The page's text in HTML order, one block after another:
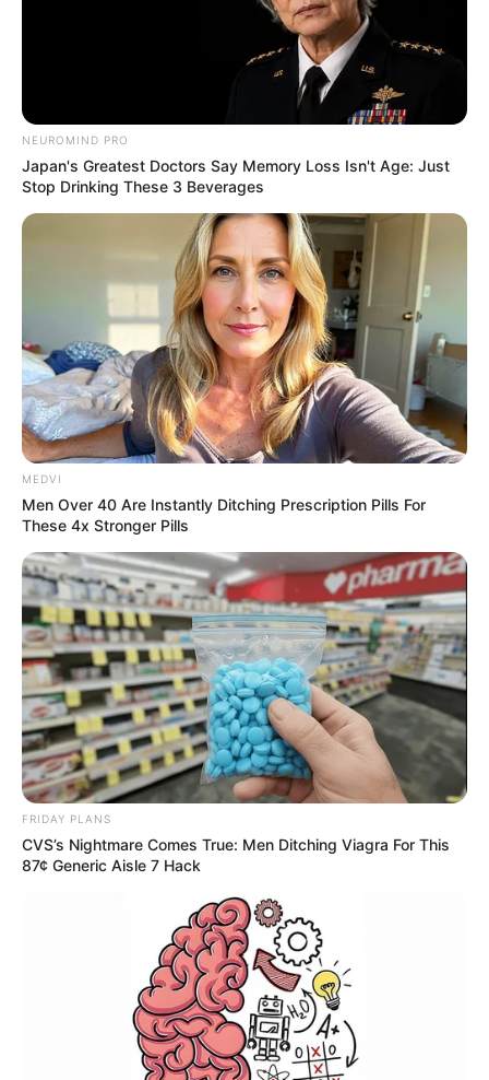
NEUROMIND PRO
Japan's Greatest Doctors Say Memory Loss Isn't Age: Just
Stop Drinking These 3 Beverages
MEDVI
Men Over 40 Are Instantly Ditching Prescription Pills For
These 4x Stronger Pills
FRIDAY PLANS
CVS’s Nightmare Comes True: Men Ditching Viagra For This
87¢ Generic Aisle 7 Hack